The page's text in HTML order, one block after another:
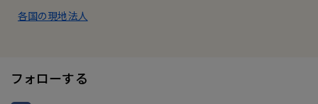
各国の現地法人
フォローする